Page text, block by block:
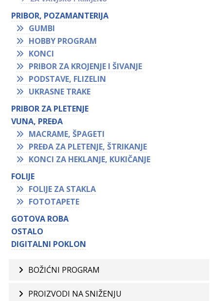
PRIBOR, POZAMANTERIJA
GUMBI
HOBBY PROGRAM
KONCI
PRIBOR ZA KROJENJE I ŠIVANJE
PODSTAVE, FLIZELIN
UKRASNE TRAKE
PRIBOR ZA PLETENJE
VUNA, PREĐA
MACRAME, ŠPAGETI
PREĐA ZA PLETENJE, ŠTRIKANJE
KONCI ZA HEKLANJE, KUKIČANJE
FOLIJE
FOLIJE ZA STAKLA
FOTOTAPETE
GOTOVA ROBA
OSTALO
DIGITALNI POKLON
BOŽIĆNI PROGRAM
PROIZVODI NA SNIŽENJU